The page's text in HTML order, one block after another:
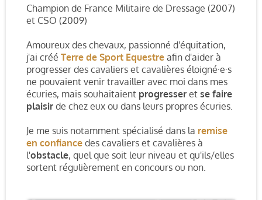
Champion de France Militaire de Dressage (2007)
et CSO (2009)
Amoureux des chevaux, passionné d'équitation,
j'ai créé Terre de Sport Equestre afin d'aider à
progresser des cavaliers et cavalières éloigné·e·s
ne pouvaient venir travailler avec moi dans mes
écuries, mais souhaitaient progresser et se faire
plaisir de chez eux ou dans leurs propres écuries.
Je me suis notamment spécialisé dans la remise
en confiance des cavaliers et cavalières à
l'obstacle, quel que soit leur niveau et qu'ils/elles
sortent régulièrement en concours ou non.